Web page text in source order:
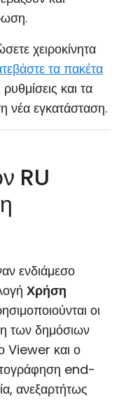
χειροκίνητα
τα πακέτα
και τα
νέα εγκατάσταση.
RU
ενδιάμεσο
Χρήση
οι
των δημόσιων
Viewer και ο
end-
ανεξαρτήτως